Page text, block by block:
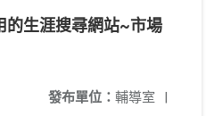
的生涯搜尋網站~市場
發布單位： 輔導室 |